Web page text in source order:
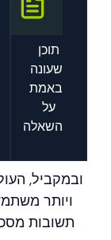
תוכן
שעונה
באמת
על
השאלה
ובמקביל,
תשובות